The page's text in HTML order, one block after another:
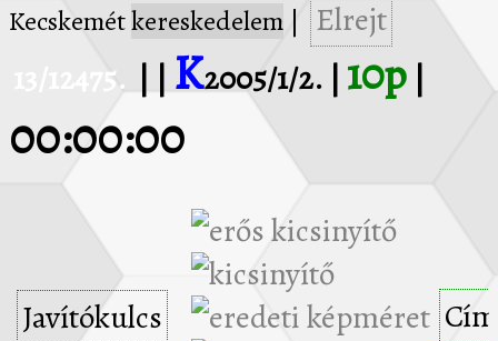
Kecskemétkereskedelem
Elrejt
13/12475.
K2005/1/2. | 10p
00:00:00
Javítókulcs